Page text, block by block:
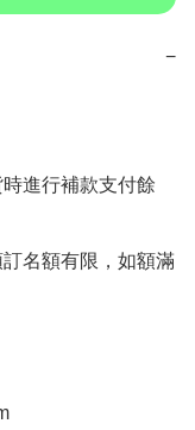
−
進行補款支付餘
名額有限，如額滿